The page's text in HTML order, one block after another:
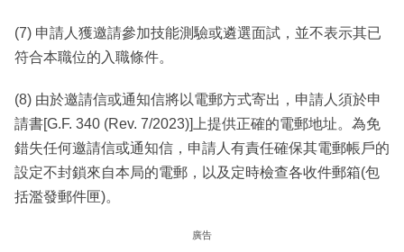
(7) 申請人獲邀請參加技能測驗或遴選面試，並不表示其已
符合本職位的入職條件。
(8) 由於邀請信或通知信將以電郵方式寄出，申請人須於申
請書[G.F. 340 (Rev. 7/2023)]上提供正確的電郵地址。為免
錯失任何邀請信或通知信，申請人有責任確保其電郵帳戶的
設定不封鎖來自本局的電郵，以及定時檢查各收件郵箱(包
括濫發郵件匣)。
廣告